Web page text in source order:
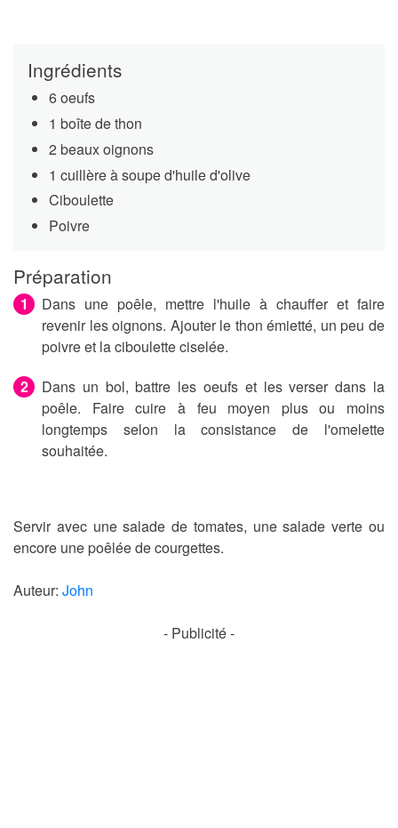
Ingrédients
6 oeufs
1 boîte de thon
2 beaux oignons
1 cuillère à soupe d'huile d'olive
Ciboulette
Poivre
Préparation
Dans une poêle, mettre l'huile à chauffer et faire
revenir les oignons. Ajouter le thon émietté, un peu de
poivre et la ciboulette ciselée.
Dans un bol, battre les oeufs et les verser dans la
poêle. Faire cuire à feu moyen plus ou moins
longtemps selon la consistance de l'omelette
souhaitée.
Servir avec une salade de tomates, une salade verte ou
encore une poêlée de courgettes.
Auteur: John
- Publicité -